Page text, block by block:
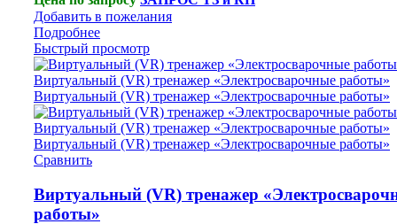
Добавить в пожелания
Подробнее
Быстрый просмотр
Сравнить
Виртуальный (VR) тренажер
работы»